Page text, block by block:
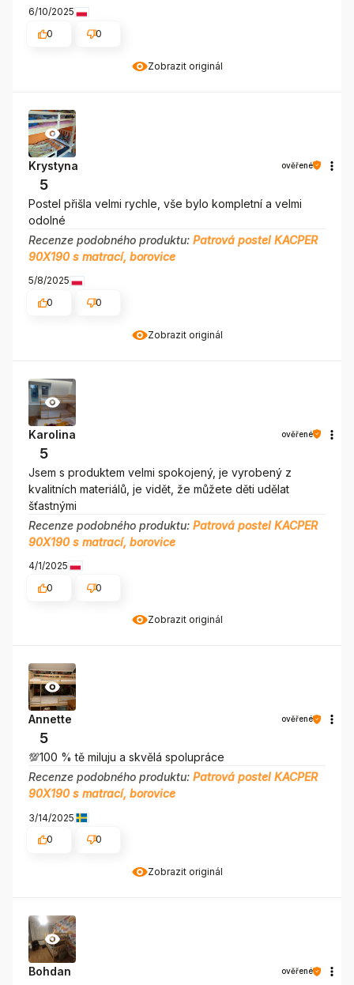
Zobrazit originál
6/10/2025
0
0
Zobrazit originál
Krystyna ověřené
5
Postel přišla velmi rychle, vše bylo kompletní a velmi
odolné
Recenze podobného produktu: Patrová postel KACPER
90X190 s matrací, borovice
5/8/2025
0
0
Zobrazit originál
Karolina ověřené
5
Jsem s produktem velmi spokojený, je vyrobený z
kvalitních materiálů, je vidět, že můžete děti udělat
šťastnými
Recenze podobného produktu: Patrová postel KACPER
90X190 s matrací, borovice
4/1/2025
0
0
Zobrazit originál
Annette ověřené
5
💯100 % tě miluju a skvělá spolupráce
Recenze podobného produktu: Patrová postel KACPER
90X190 s matrací, borovice
3/14/2025
0
0
Bohdan ověřené